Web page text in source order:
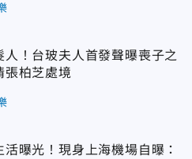
人！台玻夫人首發聲曝喪子之
柏芝處境
活曝光！現身上海機場自曝：